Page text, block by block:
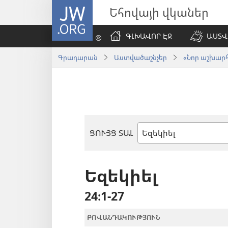
JW.ORG Եհովայի վկաներ
ԳԼԽԱՎՈՐ ԷՋ
Գրադարան Աստվածաշնչեր «Նոր
ՑՈՒՅՑ ՏԱԼ
Աստվածաշնչյան
Եզեկիել
24։1-27
ԲՈՎԱՆԴԱԿՈՒԹՅՈՒՆ